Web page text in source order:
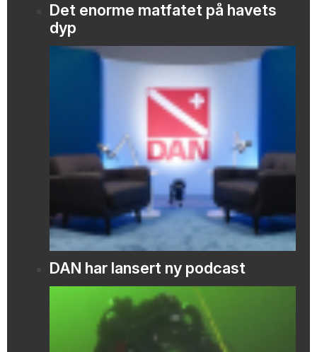
Det enorme matfatet på havets
dyp
DAN har lansert ny podcast